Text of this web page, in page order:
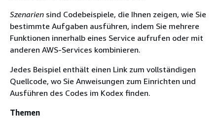
Szenarien sind Codebeispiele, die Ihnen zeigen, wie Sie
bestimmte Aufgaben ausführen, indem Sie mehrere
Funktionen innerhalb eines Service aufrufen oder mit
anderen AWS-Services kombinieren.
Jedes Beispiel enthält einen Link zum vollständigen
Quellcode, wo Sie Anweisungen zum Einrichten und
Ausführen des Codes im Kodex finden.
Themen